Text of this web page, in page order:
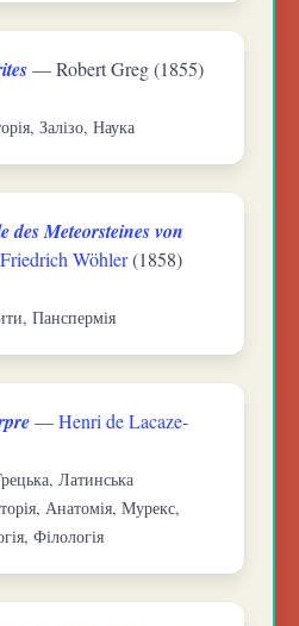
— Robert Greg (1855)
Залізо, Наука
des Meteorsteines von
Friedrich Wöhler(1858)
Панспермія
—Henri de Lacaze-
Латинська
Анатомія, Мурекс,
Філологія